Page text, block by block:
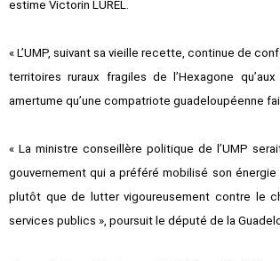
estime Victorin LUREL.
« L’UMP, suivant sa vieille recette, continue de
territoires ruraux fragiles de l’Hexagone
amertume qu’une compatriote guadeloupéenne
« La ministre conseillère politique de l’UMP
gouvernement qui a préféré mobilisé son
plutôt que de lutter vigoureusement contre le
services publics », poursuit le député de la